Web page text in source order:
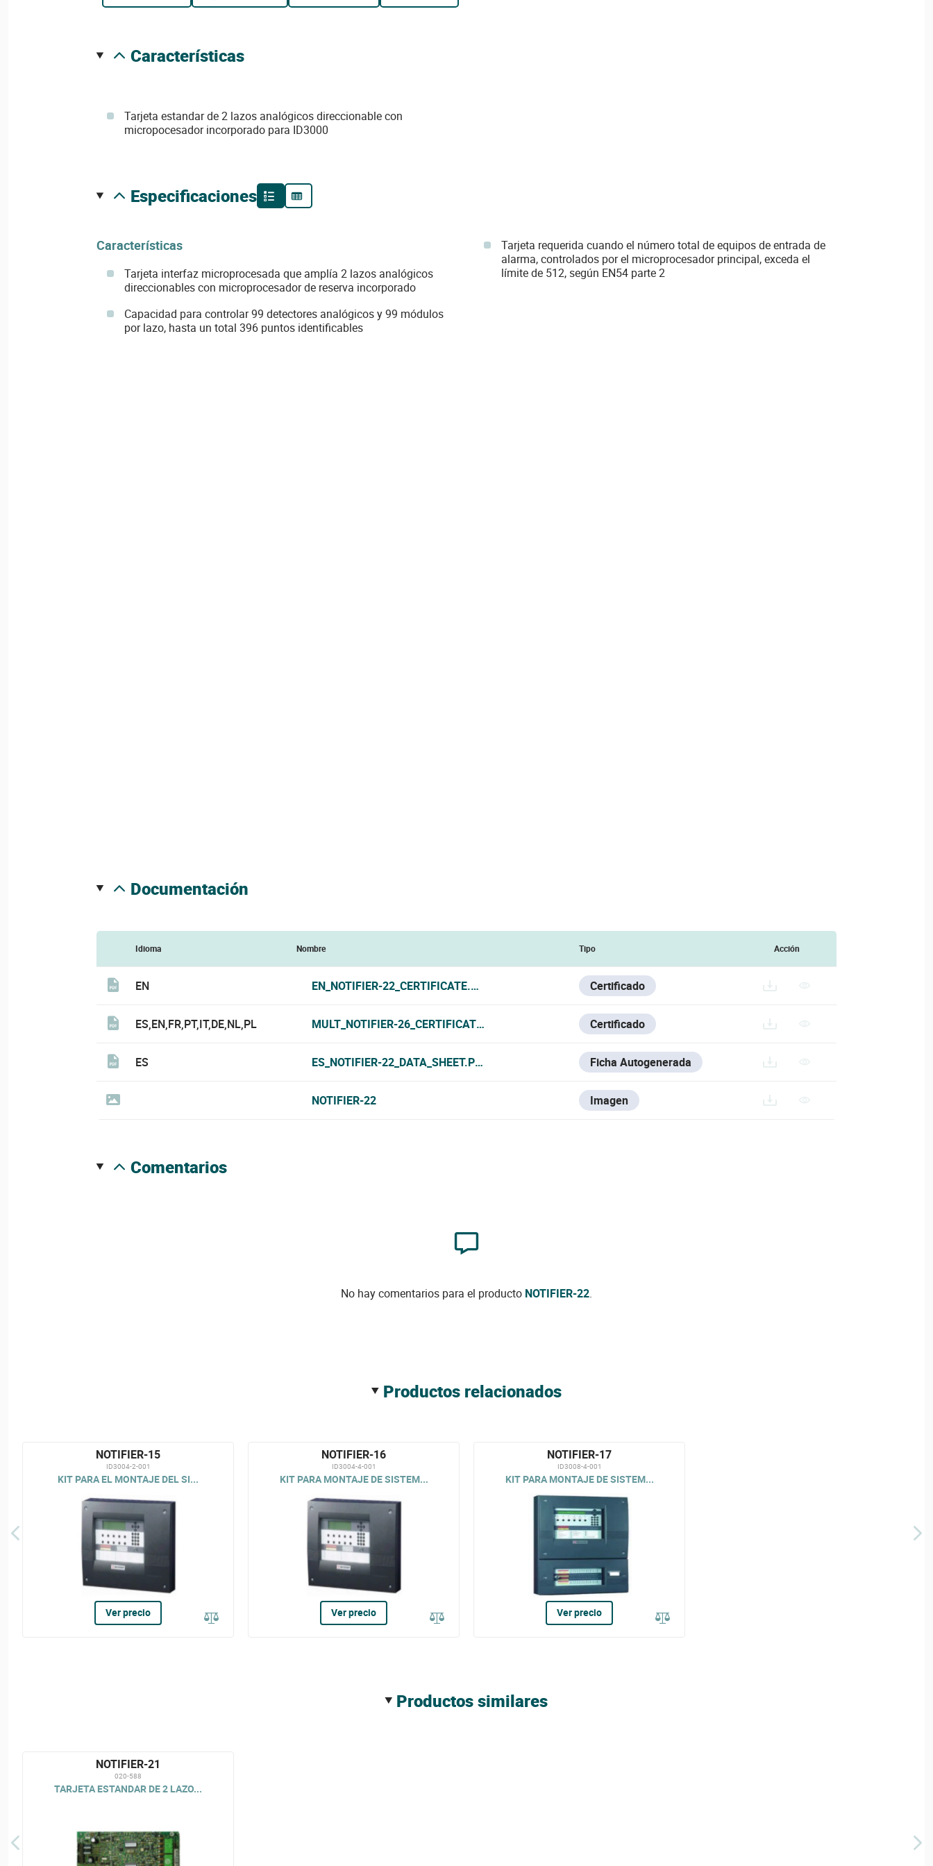
características
Tarjeta estandar de 2 lazos analógicos direccionable con
micropocesador incorporado para ID3000
especificaciones
Características
Tarjeta interfaz microprocesada que amplía 2 lazos analógicos
direccionables con microprocesador de reserva incorporado
Capacidad para controlar 99 detectores analógicos y 99 módulos
por lazo, hasta un total 396 puntos identificables
Tarjeta requerida cuando el número total de equipos de entrada de
alarma, controlados por el microprocesador principal, exceda el
límite de 512, según EN54 parte 2
documentación
Idioma Nombre Tipo Acción
EN EN_NOTIFIER-22_CERTIFICATE.PDF Certificado
ES,EN,FR,PT,IT,DE,NL,PL MULT_NOTIFIER-26_CERTIFICATE_27062022.PDF Certificado
ES ES_NOTIFIER-22_DATA_SHEET.PDF Ficha Autogenerada
NOTIFIER-22 Imagen
comentarios
No hay comentarios para el producto NOTIFIER-22.
productos relacionados
NOTIFIER-15
ID3004-2-001
KIT PARA EL MONTAJE DEL SI...
Ver precio
NOTIFIER-16
ID3004-4-001
KIT PARA MONTAJE DE SISTEM...
Ver precio
NOTIFIER-17
ID3008-4-001
KIT PARA MONTAJE DE SISTEM...
Ver precio
productos similares
NOTIFIER-21
020-588
TARJETA ESTANDAR DE 2 LAZO...